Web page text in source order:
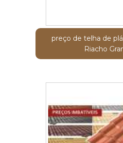
preço de telha de
Riacho